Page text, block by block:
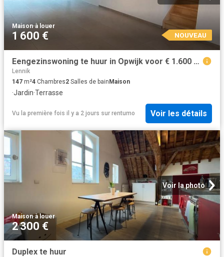
Maison·à louer
1 600 € NOUVEAU
Eengezinswoning te huur in Opwijk voor € 1.600 met 4 slaapkamers
Lennik
147 m²4 Chambres2 Salles de bain Maison
·Jardin·Terrasse
Vu la première fois il y a 2 jours sur rentumo Voir les détails
Voir la photo
Maison·à louer
2 300 €
Duplex te huur